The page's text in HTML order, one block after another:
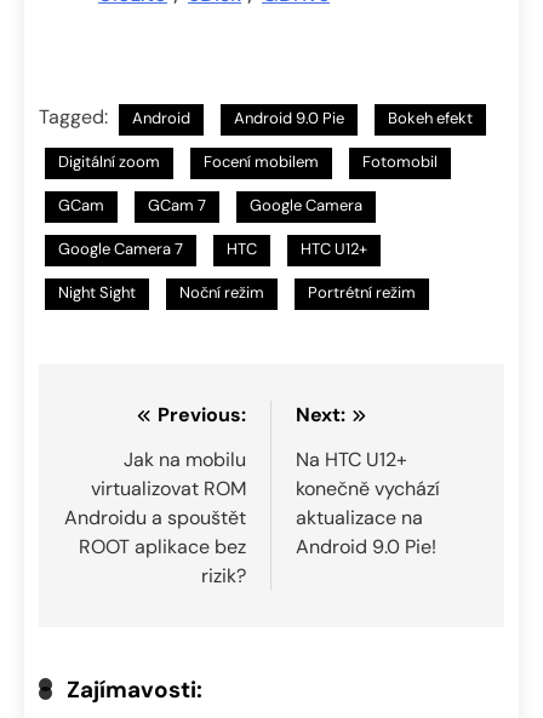
Tagged: Android Android 9.0 Pie Bokeh efekt
Digitální zoom Focení mobilem Fotomobil
GCam GCam 7 Google Camera
Google Camera 7 HTC HTC U12+
Night Sight Noční režim Portrétní režim
Navigace
příspěvek
Previous:
Jak na mobilu
virtualizovat ROM
Androidu a spouštět
ROOT aplikace bez
rizik?
Next:
Na HTC U12+
konečně vychází
aktualizace na
Android 9.0 Pie!
Zajímavosti: